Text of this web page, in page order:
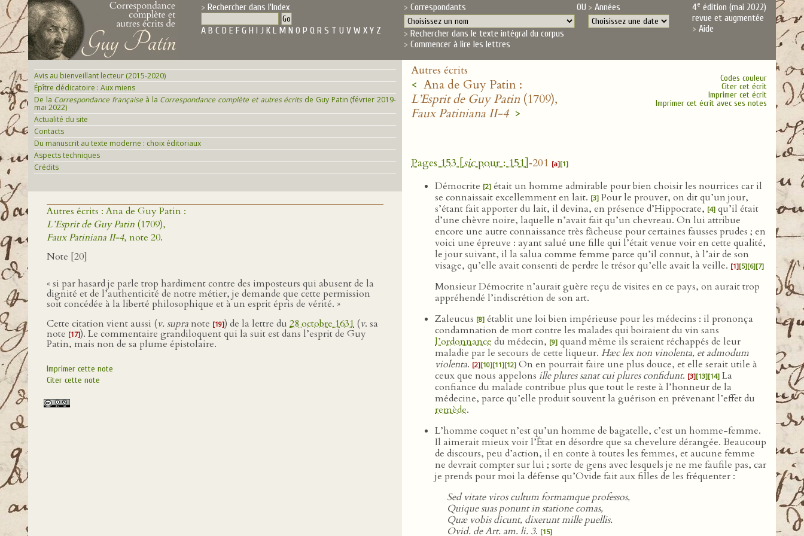
Rechercher dans l'Index
A B C D E F G H I J K L M N O P Q R S T U V W X Y Z
Correspondants OU Années
Rechercher dans le texte intégral du corpus
Commencer à lire les lettres
4e édition (mai 2022)
revue et augmentée
Aide